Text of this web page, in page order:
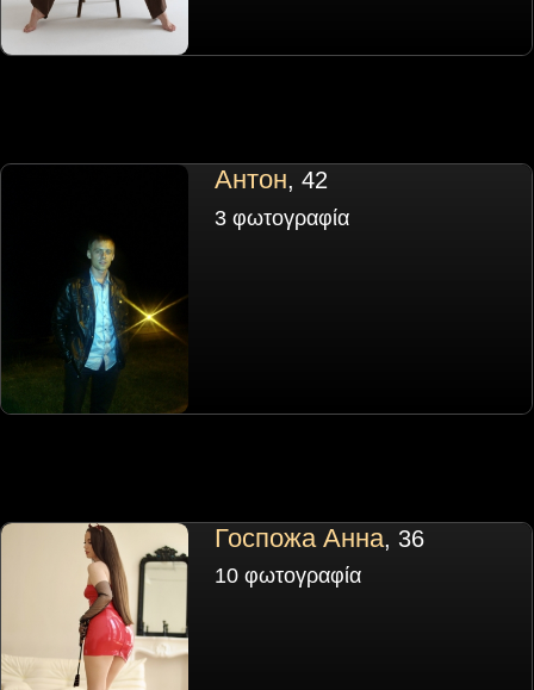
Антон, 42
3 φωτογραφία
Госпожа Анна, 36
10 φωτογραφία